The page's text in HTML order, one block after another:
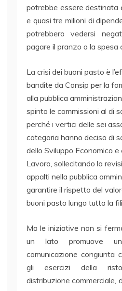
potrebbe essere destinata
e quasi tre milioni di
potrebbero vedersi
pagare il pranzo o la spesa
La crisi dei buoni pasto è
bandite da Consip per la
alla pubblica
spinto le commissioni al di
perché i vertici delle sei
categoria hanno deciso di
dello Sviluppo Economico e
Lavoro, sollecitando la
appalti nella pubblica
garantire il rispetto del
buoni pasto lungo tutta la
Ma le iniziative non si
un lato promuove
comunicazione congiunta
gli esercizi della
distribuzione commerciale,